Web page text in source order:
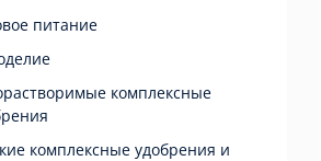
питание
комплексные
комплексные удобрения и